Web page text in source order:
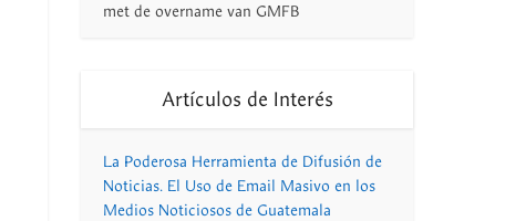
met de overname van GMFB
Artículos de Interés
La Poderosa Herramienta de Difusión de
Noticias. El Uso de Email Masivo en los
Medios Noticiosos de Guatemala